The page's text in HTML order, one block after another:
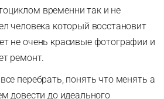
временни так и не
человека который восстановит
не очень красивые фотографии и
ремонт.
перебрать, понять что менять а
довести до идеального